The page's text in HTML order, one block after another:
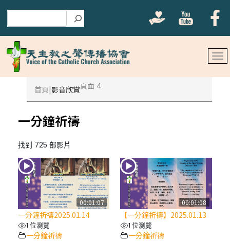
首頁 影音欣賞頁面 4
一分鐘祈禱
找到 725 部影片
00:01:07
一分鐘祈禱2025.01.14
1 位瀏覽
一分鐘祈禱
00:01:08
【一分鐘祈禱】2025.01.13
1 位瀏覽
一分鐘祈禱